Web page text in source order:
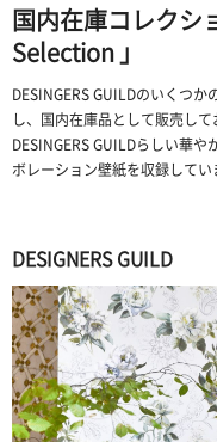
国内在庫コレクシ
Selection 」
DESINGERS GUILDのいくつ
し、国内在庫品として販売して
DESINGERS GUILDらしい華
ボレーション壁紙を収録してい
DESIGNERS GUILD